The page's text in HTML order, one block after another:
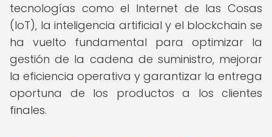
tecnologías como el Internet de las Cosas
(IoT), la inteligencia artificial y el blockchain se
ha vuelto fundamental para optimizar la
gestión de la cadena de suministro, mejorar
la eficiencia operativa y garantizar la entrega
oportuna de los productos a los clientes
finales.